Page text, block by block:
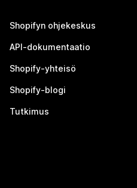
Shopifyn ohjekeskus
API-dokumentaatio
Shopify-yhteisö
Shopify-blogi
Tutkimus